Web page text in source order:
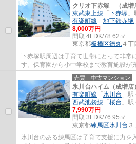
クリオ下赤塚 （成増
東武東上線 「 下赤塚
有楽町線 「 地下鉄赤塚
8,000万円
間取:4LDK/78.62㎡
東京都板橋区徳丸 ４丁
下赤塚駅周辺は子育て世帯にとって非常
す。保育園から小中学校まで教育施設が
も活用できます。
売買｜中古マンション
氷川台ハイム（成増店）
有楽町線 「 氷川台 」
西武池袋線 「 桜台 」
7,990万円
間取:3LDK/76.95㎡
東京都練馬区氷川台 ３
氷川台のある練馬区は子育て支援に力を